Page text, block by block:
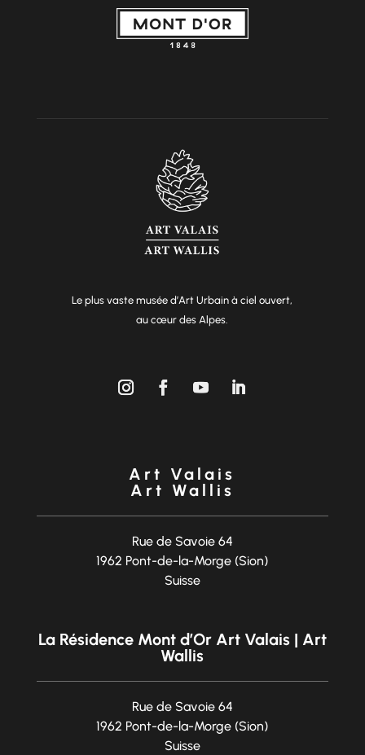
Le plus vaste musée d’Art Urbain à ciel ouvert,
au cœur des Alpes.
Art Valais
Art Wallis
Rue de Savoie 64
1962 Pont-de-la-Morge (Sion)
Suisse
La Résidence Mont d’Or Art Valais | Art
Wallis
Rue de Savoie 64
1962 Pont-de-la-Morge (Sion)
Suisse